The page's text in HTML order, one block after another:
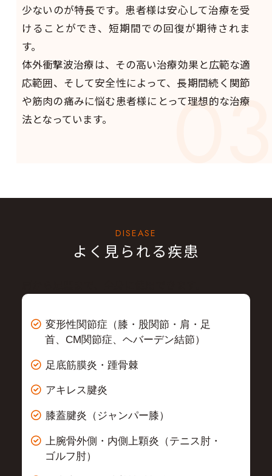
少ないのが特長です。患者様は安心して治療を受
けることができ、短期間での回復が期待されま
す。
03
体外衝撃波治療は、その高い治療効果と広範な適
応範囲、そして安全性によって、長期間続く関節
や筋肉の痛みに悩む患者様にとって理想的な治療
法となっています。
DISEASE
よく見られる疾患
変形性関節症（膝・股関節・肩・足
首、CM関節症、ヘバーデン結節）
足底筋膜炎・踵骨棘
アキレス腱炎
膝蓋腱炎（ジャンパー膝）
上腕骨外側・内側上顆炎（テニス肘・
ゴルフ肘）